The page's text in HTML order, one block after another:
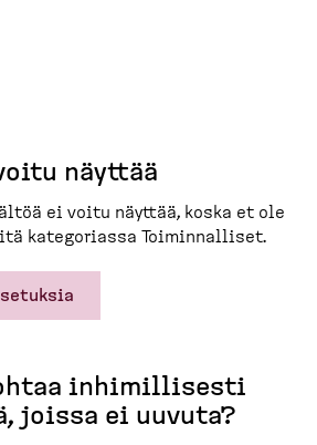
näyttää
ei voitu näyttää, koska et ole
katego­riassa Toimin­nalliset.
inhimil­lisesti
joissa ei uuvuta?